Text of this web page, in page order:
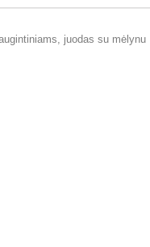
juodas su mėlynu